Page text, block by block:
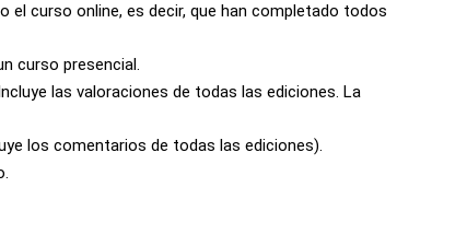
el curso online, es decir, que han completado todos
curso presencial.
las valoraciones de todas las ediciones. La
los comentarios de todas las ediciones).